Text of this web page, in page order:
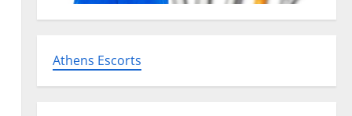
Athens Escorts